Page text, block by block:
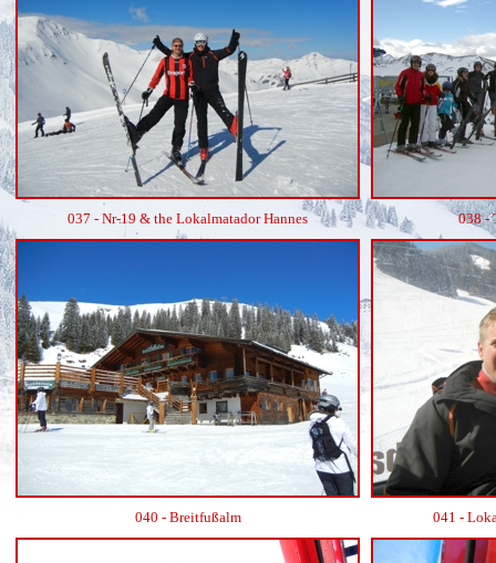
037 - Nr-19 & the Lokalmatador Hannes 038 -
040 - Breitfußalm 041 -